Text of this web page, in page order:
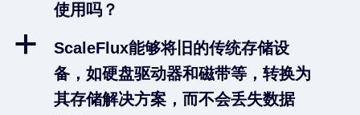
使用吗？
a
ScaleFlux能够将旧的传统存储设
备，如硬盘驱动器和磁带等，转换为
其存储解决方案，而不会丢失数据